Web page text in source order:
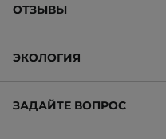
ОТЗЫВЫ
ЭКОЛОГИЯ
ЗАДАЙТЕ ВОПРОС